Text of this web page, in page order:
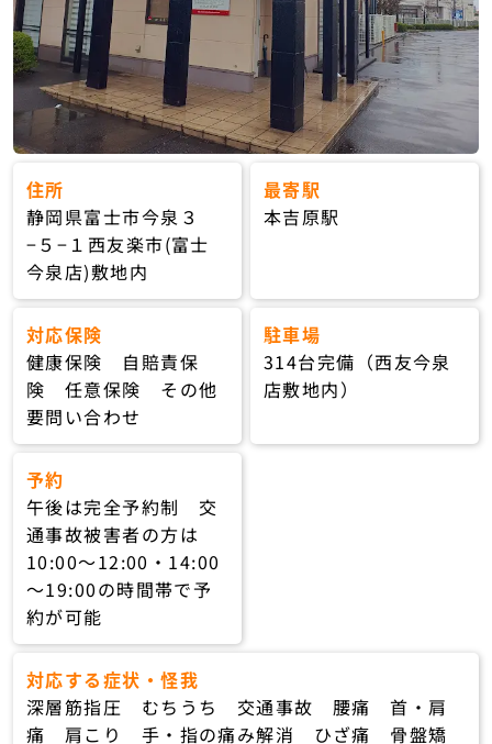
住所
静岡県富士市今泉３
−５−１西友楽市(富士
今泉店)敷地内
最寄駅
本吉原駅
対応保険
健康保険 自賠責保
険 任意保険 その他
要問い合わせ
駐車場
314台完備（西友今泉
店敷地内）
予約
午後は完全予約制 交
通事故被害者の方は
10:00〜12:00・14:00
〜19:00の時間帯で予
約が可能
対応する症状・怪我
深層筋指圧 むちうち 交通事故 腰痛 首・肩
痛 肩こり 手・指の痛み解消 ひざ痛 骨盤矯